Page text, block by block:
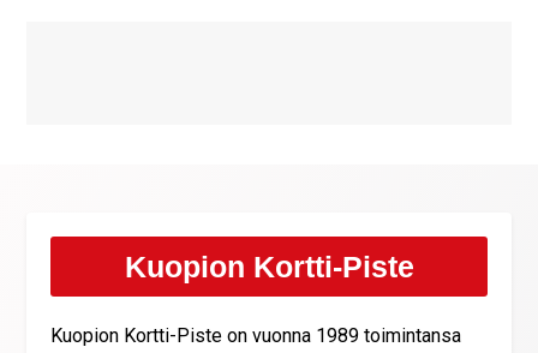
Kuopion Kortti-Piste
Kuopion Kortti-Piste on vuonna 1989 toimintansa